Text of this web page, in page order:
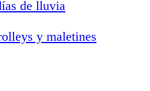
de lluvia
y maletines